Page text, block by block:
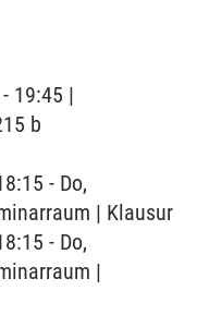
19:45 |
b
- Do,
| Klausur
- Do,
|